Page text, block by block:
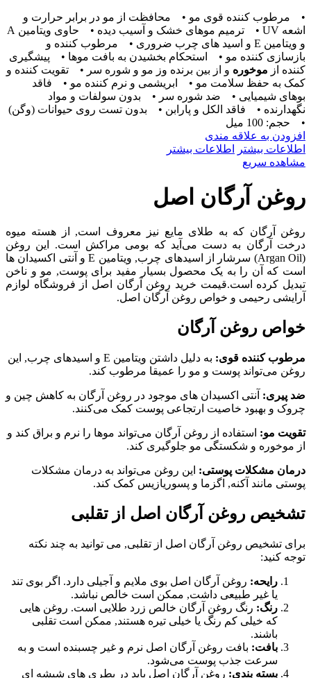
• مرطوب کننده قوی مو • محافظت از مو در برابر حرارت و
اشعه UV • ترمیم موهای خشک و آسیب دیده • حاوی ویتامین A
و ویتامین E و اسید های چرب ضروری • مرطوب کننده و
بازسازی کننده مو • استحکام بخشیدن به بافت موها • پیشگیری
کننده از موخوره و از بین برنده وز مو و شوره سر • تقویت کننده و
کمک به حفظ سلامت مو • ابریشمی و نرم کننده مو • فاقد
بوهای شیمیایی • ضد شوره سر • بدون سولفات و مواد
نگهدارنده • فاقد الکل و پارابن • بدون تست روی حیوانات (وگن)
• حجم: 100 میل
افزودن به علاقه مندی
اطلاعات بیشتر
اطلاعات بیشتر
مشاهده سریع
روغن آرگان اصل
روغن آرگان که به طلای مایع نیز معروف است, از هسته میوه
درخت آرگان به دست می‌آید که بومی مراکش است. این روغن
(
Argan Oil
) سرشار از اسیدهای چرب, ویتامین E و آنتی اکسیدان ها
است که آن را به یک محصول بسیار مفید برای پوست, مو و ناخن
تبدیل کرده است.قیمت خرید روغن آرگان اصل از فروشگاه لوازم
آرایشی رحیمی و خواص روغن آرگان اصل.
خواص روغن آرگان
مرطوب کننده قوی:
به دلیل داشتن ویتامین E و اسیدهای چرب, این
روغن می‌تواند پوست و مو را عمیقا مرطوب کند.
ضد پیری: آنتی اکسیدان های موجود در روغن آرگان به کاهش چین و
چروک و بهبود خاصیت ارتجاعی پوست کمک می‌کنند.
تقویت مو: استفاده از روغن آرگان می‌تواند موها را نرم و براق کند و
از موخوره و شکستگی مو جلوگیری کند.
درمان مشکلات پوستی: این روغن می‌تواند به درمان مشکلات
پوستی مانند آکنه, اگزما و پسوریازیس کمک کند.
تشخیص روغن آرگان اصل از تقلبی
برای تشخیص روغن آرگان اصل از تقلبی, می توانید به چند نکته
توجه کنید:
رایحه: روغن آرگان اصل بوی ملایم و آجیلی دارد. اگر بوی تند
یا غیر طبیعی داشت, ممکن است خالص نباشد.
رنگ: رنگ روغن آرگان خالص زرد طلایی است. روغن هایی
که خیلی کم رنگ یا خیلی تیره هستند, ممکن است تقلبی
باشند.
بافت: بافت روغن آرگان اصل نرم و غیر چسبنده است و به
سرعت جذب پوست می‌شود.
بسته بندی: روغن آرگان اصل باید در بطری های شیشه ای